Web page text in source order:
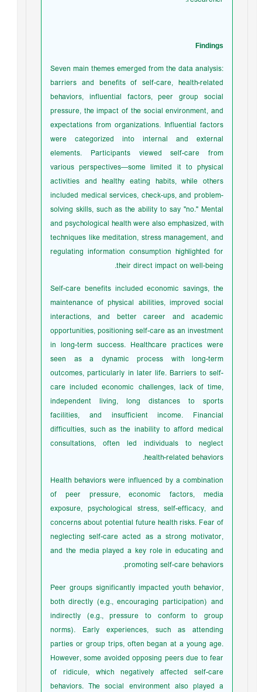
Findings
Seven main themes emerged from the data analysis:
barriers and benefits of self-care, health-related
behaviors, influential factors, peer group social
pressure, the impact of the social environment, and
expectations from organizations. Influential factors
were categorized into internal and external
elements. Participants viewed self-care from
various perspectives—some limited it to physical
activities and healthy eating habits, while others
included medical services, check-ups, and problem-
solving skills, such as the ability to say "no." Mental
and psychological health were also emphasized, with
techniques like meditation, stress management, and
regulating information consumption highlighted for
their direct impact on well-being.
Self-care benefits included economic savings, the
maintenance of physical abilities, improved social
interactions, and better career and academic
opportunities, positioning self-care as an investment
in long-term success. Healthcare practices were
seen as a dynamic process with long-term
outcomes, particularly in later life. Barriers to self-
care included economic challenges, lack of time,
independent living, long distances to sports
facilities, and insufficient income. Financial
difficulties, such as the inability to afford medical
consultations, often led individuals to neglect
health-related behaviors.
Health behaviors were influenced by a combination
of peer pressure, economic factors, media
exposure, psychological stress, self-efficacy, and
concerns about potential future health risks. Fear of
neglecting self-care acted as a strong motivator,
and the media played a key role in educating and
promoting self-care behaviors.
Peer groups significantly impacted youth behavior,
both directly (e.g., encouraging participation) and
indirectly (e.g., pressure to conform to group
norms). Early experiences, such as attending
parties or group trips, often began at a young age.
However, some avoided opposing peers due to fear
of ridicule, which negatively affected self-care
behaviors. The social environment also played a